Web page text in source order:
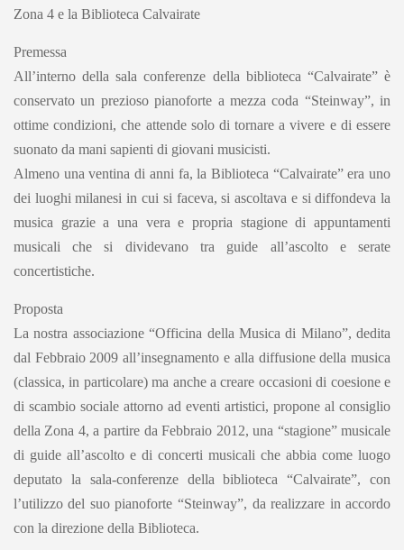
Zona 4 e la Biblioteca Calvairate
Premessa
All’interno della sala conferenze della biblioteca “Calvairate” è
conservato un prezioso pianoforte a mezza coda “Steinway”, in
ottime condizioni, che attende solo di tornare a vivere e di essere
suonato da mani sapienti di giovani musicisti.
Almeno una ventina di anni fa, la Biblioteca “Calvairate” era uno
dei luoghi milanesi in cui si faceva, si ascoltava e si diffondeva la
musica grazie a una vera e propria stagione di appuntamenti
musicali che si dividevano tra guide all’ascolto e serate
concertistiche.
Proposta
La nostra associazione “Officina della Musica di Milano”, dedita
dal Febbraio 2009 all’insegnamento e alla diffusione della musica
(classica, in particolare) ma anche a creare occasioni di coesione e
di scambio sociale attorno ad eventi artistici, propone al consiglio
della Zona 4, a partire da Febbraio 2012, una “stagione” musicale
di guide all’ascolto e di concerti musicali che abbia come luogo
deputato la sala-conferenze della biblioteca “Calvairate”, con
l’utilizzo del suo pianoforte “Steinway”, da realizzare in accordo
con la direzione della Biblioteca.